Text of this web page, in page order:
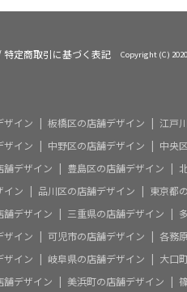
特定商取引に基づく表記 Copyright (C)
ザイン 板橋区の店舗デザイン
江戸
ザイン 中野区の店舗デザイン
中央
舗デザイン 豊島区の店舗デザイン
イン 品川区の店舗デザイン
東京都
舗デザイン 三重県の店舗デザイン
ザイン 可児市の店舗デザイン
各務
ザイン 岐阜県の店舗デザイン
大口
舗デザイン 美浜町の店舗デザイン